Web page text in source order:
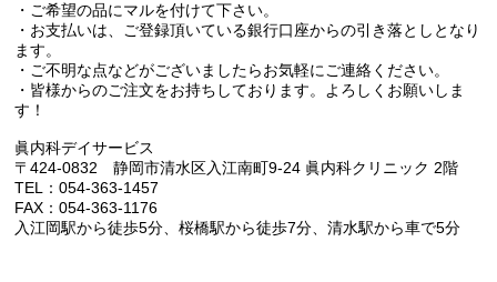
・ご希望の品にマルを付けて下さい。
・お支払いは、ご登録頂いている銀行口座からの引き落としとなり
ます。
・ご不明な点などがございましたらお気軽にご連絡ください。
・皆様からのご注文をお持ちしております。よろしくお願いしま
す！
眞内科デイサービス
〒424-0832 静岡市清水区入江南町9-24 眞内科クリニック 2階
TEL：054-363-1457
FAX：054-363-1176
入江岡駅から徒歩5分、桜橋駅から徒歩7分、清水駅から車で5分